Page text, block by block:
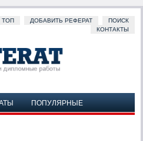
ТОП ДОБАВИТЬ РЕФЕРАТ
ПОИСК
КОНТАКТЫ
ПОПУЛЯРНЫЕ